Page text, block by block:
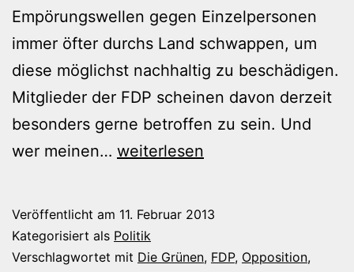
Empörungswellen gegen Einzelpersonen
immer öfter durchs Land schwappen, um
diese möglichst nachhaltig zu beschädigen.
Mitglieder der FDP scheinen davon derzeit
besonders gerne betroffen zu sein. Und
wer meinen… Sexismus!
noch?
weiterlesen
Veröffentlicht am 11. Februar 2013
Kategorisiert als Politik
Verschlagwortet mit Die Grünen, FDP, Opposition,